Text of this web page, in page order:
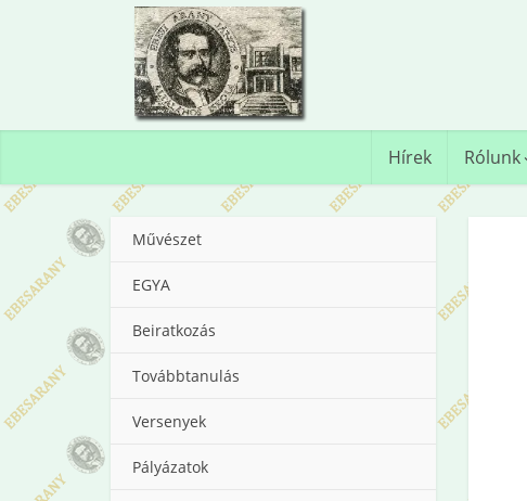
Hírek Rólunk
Művészet
EGYA
Beiratkozás
Továbbtanulás
Versenyek
Pályázatok